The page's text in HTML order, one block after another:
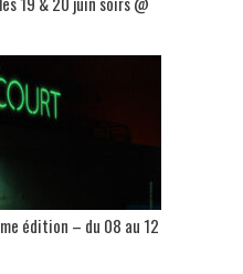
édition – du 08 au 12